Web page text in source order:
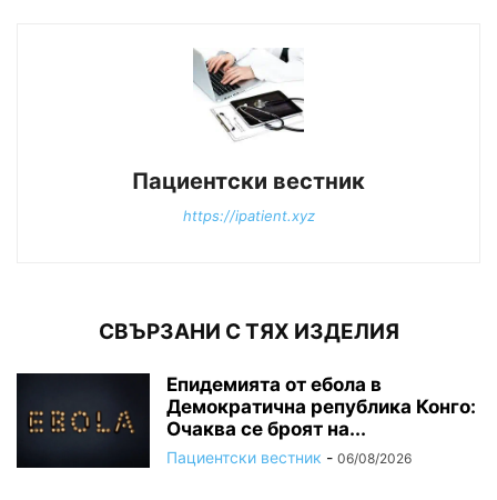
Пациентски вестник
https://ipatient.xyz
СВЪРЗАНИ С ТЯХ ИЗДЕЛИЯ
Епидемията от ебола в
Демократична република Конго:
Очаква се броят на...
Пациентски вестник - 06/08/2026